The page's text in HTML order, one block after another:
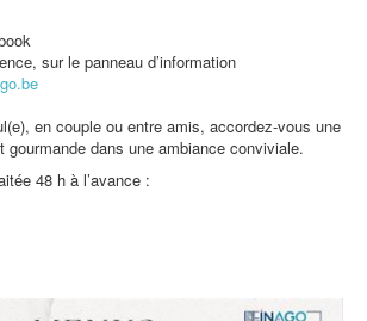
sur le panneau d’information
en couple ou entre amis, accordez-vous une
gourmande dans une ambiance conviviale.
48 h à l’avance :